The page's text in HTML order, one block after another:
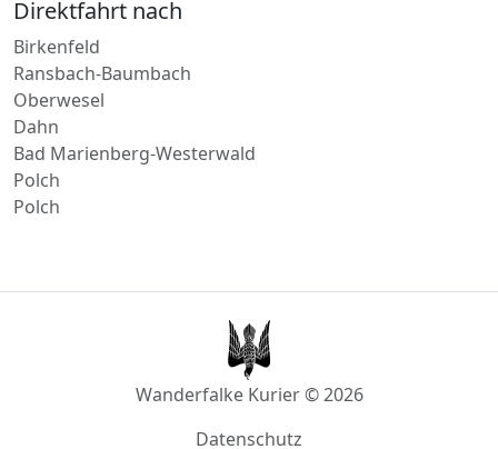
Birkenfeld
Ransbach-Baumbach
Oberwesel
Dahn
Bad Marienberg-Westerwald
Polch
Polch
Wanderfalke Kurier © 2026
Impressum